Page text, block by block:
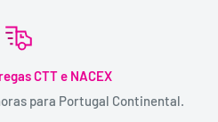
CTT e NACEX
para Portugal Continental.